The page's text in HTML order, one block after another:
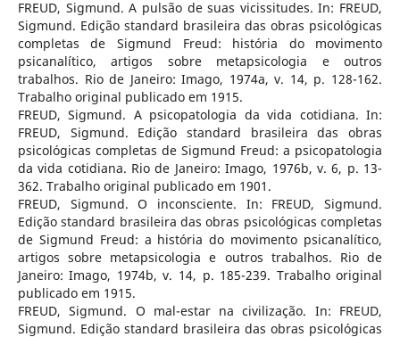
FREUD, Sigmund. A pulsão de suas vicissitudes. In: FREUD,
Sigmund. Edição standard brasileira das obras psicológicas
completas de Sigmund Freud: história do movimento
psicanalítico, artigos sobre metapsicologia e outros
trabalhos. Rio de Janeiro: Imago, 1974a, v. 14, p. 128-162.
Trabalho original publicado em 1915.
FREUD, Sigmund. A psicopatologia da vida cotidiana. In:
FREUD, Sigmund. Edição standard brasileira das obras
psicológicas completas de Sigmund Freud: a psicopatologia
da vida cotidiana. Rio de Janeiro: Imago, 1976b, v. 6, p. 13-
362. Trabalho original publicado em 1901.
FREUD, Sigmund. O inconsciente. In: FREUD, Sigmund.
Edição standard brasileira das obras psicológicas completas
de Sigmund Freud: a história do movimento psicanalítico,
artigos sobre metapsicologia e outros trabalhos. Rio de
Janeiro: Imago, 1974b, v. 14, p. 185-239. Trabalho original
publicado em 1915.
FREUD, Sigmund. O mal-estar na civilização. In: FREUD,
Sigmund. Edição standard brasileira das obras psicológicas